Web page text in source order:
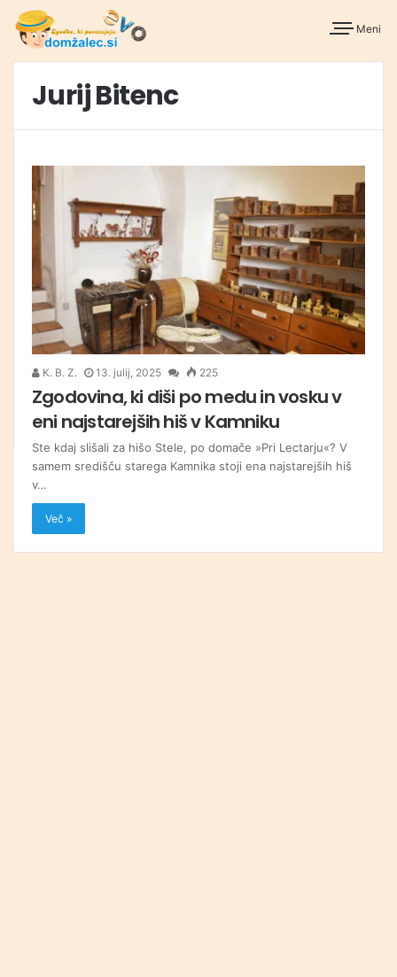
Meni
Jurij Bitenc
K. B. Z. 13. julij, 2025 225
Zgodovina, ki diši po medu in vosku v
eni najstarejših hiš v Kamniku
Ste kdaj slišali za hišo Stele, po domače »Pri Lectarju«? V
samem središču starega Kamnika stoji ena najstarejših hiš
v…
Več »